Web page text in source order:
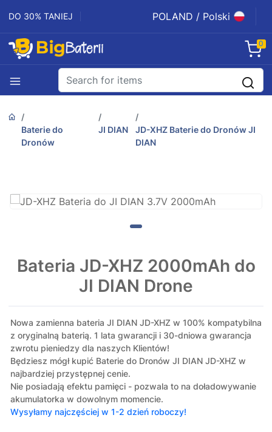
DO 30% TANIEJ POLAND / Polski
0
Baterie do
Dronów
JI DIAN
JD-XHZ Baterie do Dronów JI
DIAN
Bateria JD-XHZ 2000mAh do
JI DIAN Drone
Nowa zamienna bateria JI DIAN JD-XHZ w 100% kompatybilna
z oryginalną baterią. 1 lata gwarancji i 30-dniowa gwarancja
zwrotu pieniedzy dla naszych Klientów!
Będziesz mógł kupić Baterie do Dronów JI DIAN JD-XHZ w
najbardziej przystępnej cenie.
Nie posiadają efektu pamięci - pozwala to na doładowywanie
akumulatorka w dowolnym momencie.
Wysyłamy najczęściej w 1-2 dzień roboczy!